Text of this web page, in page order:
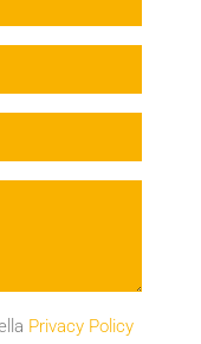
Privacy Policy